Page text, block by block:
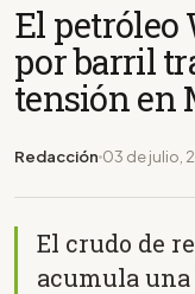
El petróleo
por barril
tensión en
Redacción 03 de julio,
El crudo de
acumula una